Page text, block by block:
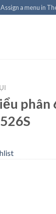
Assign a menu in
phân